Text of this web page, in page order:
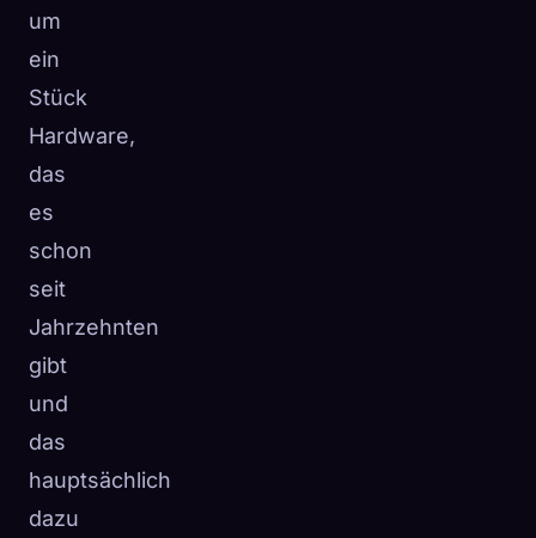
um
ein
Stück
Hardware,
das
es
schon
seit
Jahrzehnten
gibt
und
das
hauptsächlich
dazu